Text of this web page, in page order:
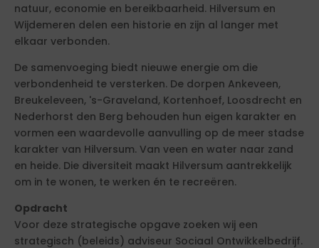
natuur, economie en bereikbaarheid. Hilversum en
Wijdemeren delen een historie en zijn al langer met
elkaar verbonden.
De samenvoeging biedt nieuwe energie om die
verbondenheid te versterken. De dorpen Ankeveen,
Breukeleveen, 's-Graveland, Kortenhoef, Loosdrecht en
Nederhorst den Berg behouden hun eigen karakter en
vormen een waardevolle aanvulling op de meer stadse
karakter van Hilversum. Van veen en water naar zand
en heide. Die diversiteit maakt Hilversum aantrekkelijk
om in te wonen, te werken én te recreëren.
Opdracht
Voor deze strategische opgave zoeken wij een
strategisch (beleids) adviseur Sociaal Ontwikkelbedrijf.